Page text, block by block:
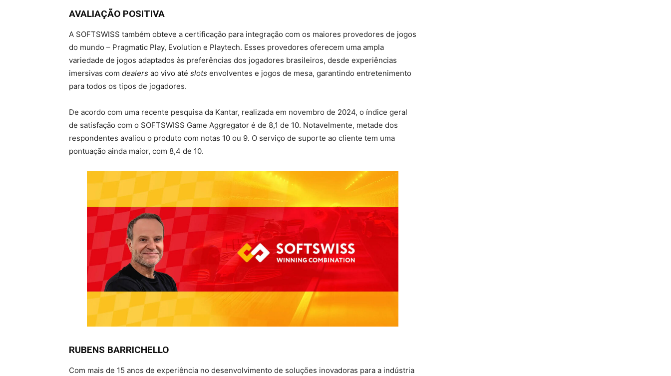
AVALIAÇÃO POSITIVA
A SOFTSWISS também obteve a certificação para integração com os maiores provedores de jogos
do mundo – Pragmatic Play, Evolution e Playtech. Esses provedores oferecem uma ampla
variedade de jogos adaptados às preferências dos jogadores brasileiros, desde experiências
imersivas com dealers ao vivo até slots envolventes e jogos de mesa, garantindo entretenimento
para todos os tipos de jogadores.
De acordo com uma recente pesquisa da Kantar, realizada em novembro de 2024, o índice geral
de satisfação com o SOFTSWISS Game Aggregator é de 8,1 de 10. Notavelmente, metade dos
respondentes avaliou o produto com notas 10 ou 9. O serviço de suporte ao cliente tem uma
pontuação ainda maior, com 8,4 de 10.
RUBENS BARRICHELLO
Com mais de 15 anos de experiência no desenvolvimento de soluções inovadoras para a indústria